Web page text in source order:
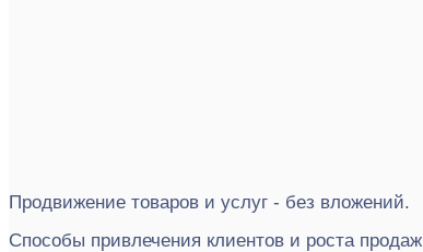
Продвижение товаров и услуг - без вложений.
Способы привлечения клиентов и роста продаж